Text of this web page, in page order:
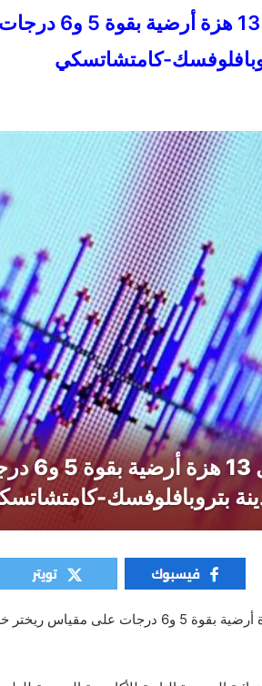
روسيا:
كامتشاتسكي
روسيا: تسجيل 13 هزة أرضية بقوة 5 و6